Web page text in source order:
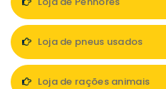
Loja de pneus usados
Loja de rações animais